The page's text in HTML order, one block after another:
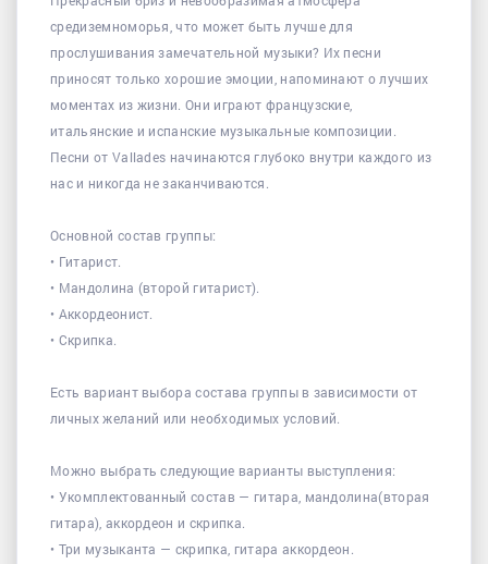
средиземноморья, что может быть лучше для
прослушивания замечательной музыки? Их песни
приносят только хорошие эмоции, напоминают о лучших
моментах из жизни. Они играют французские,
итальянские и испанские музыкальные композиции.
Песни от Vallades начинаются глубоко внутри каждого из
нас и никогда не заканчиваются.
Основной состав группы:
• Гитарист.
• Мандолина (второй гитарист).
• Аккордеонист.
• Скрипка.
Есть вариант выбора состава группы в зависимости от
личных желаний или необходимых условий.
Можно выбрать следующие варианты выступления:
• Укомплектованный состав — гитара, мандолина(вторая
гитара), аккордеон и скрипка.
• Три музыканта — скрипка, гитара аккордеон.